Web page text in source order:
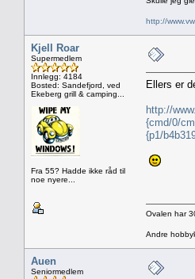
http://
Kjell Roar
Supermedlem
Innlegg: 4184
Bosted: Sandefjord, ved
Ekeberg grill & camping...
Fra 55? Hadde ikke råd til
noe nyere...
Ellers er
http://
{cmd/0/
{p1/
Ovalen har
Andre
Auen
Seniormedlem